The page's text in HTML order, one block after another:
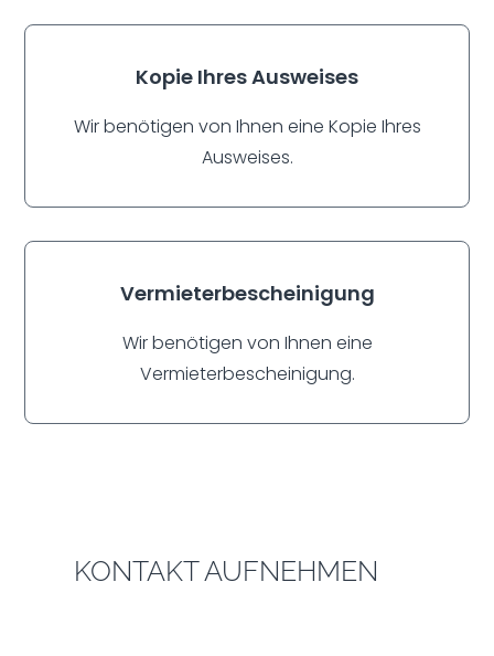
Kopie Ihres Ausweises
Wir benötigen von Ihnen eine Kopie Ihres
Ausweises.
Vermieterbescheinigung
Wir benötigen von Ihnen eine
Vermieterbescheinigung.
KONTAKT AUFNEHMEN